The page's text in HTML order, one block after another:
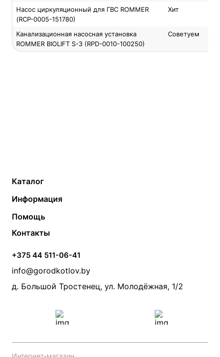
Насос циркуляционный для ГВС ROMMER
(RCP-0005-151780)
Хит
Канализационная насосная установка
ROMMER BIOLIFT S-3 (RPD-0010-100250)
Советуем
Каталог
Твердотопливные котлы
Электрические котлы
Банные печи
Камины и печи
Теплый пол
Радиаторы
Насосы
Дымоходы
Информация
Контакты
Статьи
Акции
Производители
Помощь
Монтаж систем отопления
Прайс по монтажу систем отопления
Проект систем отопления
Контакты
+375 44 511-06-41
info@gorodkotlov.by
д. Большой Тростенец, ул. Молодёжная, 1/2